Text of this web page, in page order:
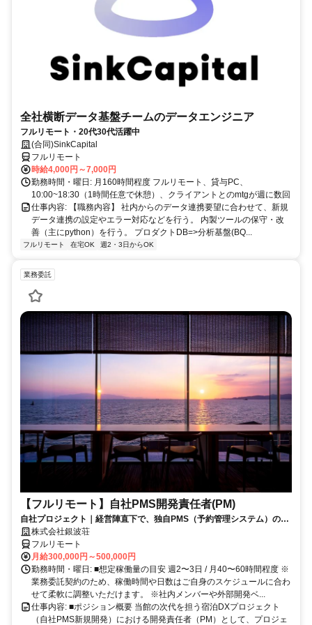
全社横断データ基盤チームのデータエンジニア
フルリモート・20代30代活躍中
(合同)SinkCapital
フルリモート
時給4,000円～7,000円
勤務時間・曜日: 月160時間程度 フルリモート、貸与PC、
10:00~18:30（1時間任意で休憩）、クライアントとのmtgが週に数回
仕事内容: 【職務内容】 社内からのデータ連携要望に合わせて、新規
データ連携の設定やエラー対応などを行う。 内製ツールの保守・改
善（主にpython）を行う。 プロダクトDB=>分析基盤(BQ...
フルリモート 在宅OK 週2・3日からOK
業務委託
【フルリモート】自社PMS開発責任者(PM)
自社プロジェクト｜経営陣直下で、独自PMS（予約管理システム）の新
規開発を統括
株式会社銀波荘
フルリモート
月給300,000円～500,000円
勤務時間・曜日: ■想定稼働量の目安 週2〜3日 / 月40〜60時間程度 ※
業務委託契約のため、稼働時間や日数はご自身のスケジュールに合わ
せて柔軟に調整いただけます。 ※社内メンバーや外部開発ベ...
仕事内容: ■ポジション概要 当館の次代を担う宿泊DXプロジェクト
（自社PMS新規開発）における開発責任者（PM）として、プロジェ